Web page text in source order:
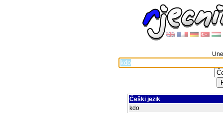
Češki jezik
kdo